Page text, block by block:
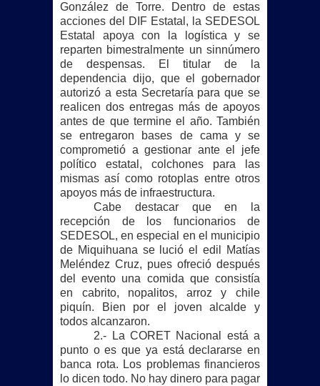
González de Torre. Dentro de estas
acciones del DIF Estatal, la SEDESOL
Estatal
apoya con la logística y se
reparten bimestralmente un sinnúmero
de despensas. El titular de la
dependencia dijo, que el gobernador
autorizó a esta Secretaría para que se
realicen dos entregas más de apoyos
antes de que termine el año. También
se entregaron bases de cama y se
comprometió a gestionar ante el jefe
político estatal, colchones para las
mismas así como rotoplas entre otros
apoyos más de infraestructura.
Cabe destacar que en la
recepción de los funcionarios de
SEDESOL, en especial en el municipio
de Miquihuana se lució el edil Matías
Meléndez Cruz, pues ofreció después
del evento una comida que consistía
en cabrito, nopalitos, arroz y chile
piquín. Bien por el joven alcalde y
todos alcanzaron.
2.-
La CORET Nacional
está a
punto o es que ya está declararse en
banca rota. Los problemas financieros
lo dicen todo. No hay dinero para pagar